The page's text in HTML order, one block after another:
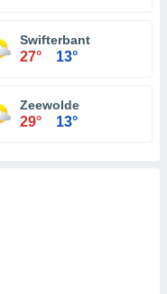
Swifterbant
27° 13°
Zeewolde
29° 13°